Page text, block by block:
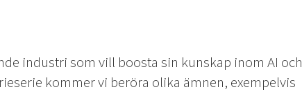
industri som vill boosta sin kunskap inom AI och
kommer vi beröra olika ämnen, exempelvis